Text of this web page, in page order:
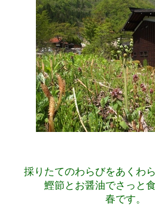
採りたてのわらびをあくわ
鰹節とお醤油でさっと
春です。